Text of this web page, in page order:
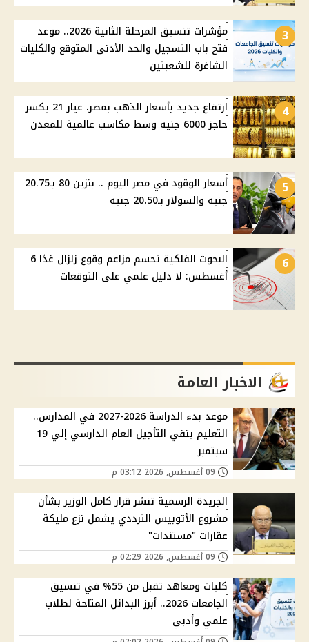
3
مؤشرات تنسيق المرحلة الثانية 2026.. موعد
فتح باب التسجيل والحد الأدنى المتوقع والكليات
الشاغرة للشعبتين
4
ارتفاع جديد بأسعار الذهب بمصر. عيار 21 يكسر
حاجز 6000 جنيه وسط مكاسب عالمية للمعدن
5
أسعار الوقود في مصر اليوم .. بنزين 80 بـ20.75
جنيه والسولار بـ20.50 جنيه
6
البحوث الفلكية تحسم مزاعم وقوع زلزال غدًا 6
أغسطس: لا دليل علمي على التوقعات
الاخبار العامة
موعد بدء الدراسة 2026-2027 في المدارس..
التعليم ينفي التأجيل العام الدارسي إلي 19
سبتمبر
الجريدة الرسمية تنشر قرار كامل الوزير بشأن
مشروع الأتوبيس الترددي يشمل نزع مليكة
عقارات "مستندات"
كليات ومعاهد تقبل من 55% في تنسيق
الجامعات 2026.. أبرز البدائل المتاحة لطلاب
علمي وأدبي